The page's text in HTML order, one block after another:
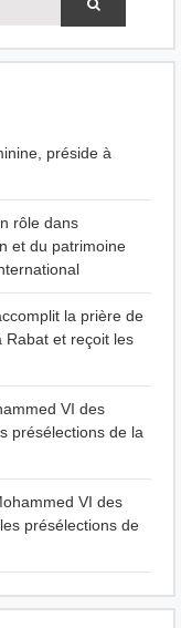
préside à
rôle dans
et du patrimoine
la prière de
Rabat et reçoit les
VI des
présélections de la
VI des
présélections de